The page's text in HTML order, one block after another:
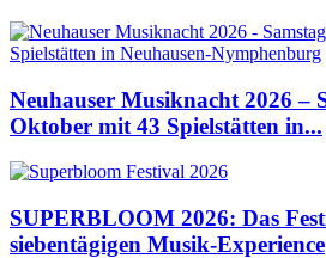
Neuhauser Musiknacht 2026 –
Oktober mit 43 Spielstätten in...
SUPERBLOOM 2026: Das
siebentägigen Musik-Experience